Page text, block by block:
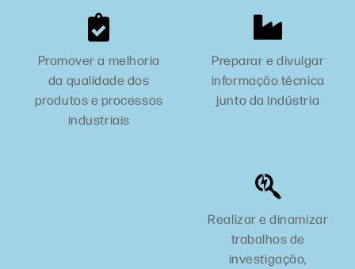
Promover a melhoria
da qualidade dos
produtos e processos
industriais
Preparar e divulgar
informação técnica
junto da indústria
Realizar e dinamizar
trabalhos de
investigação,